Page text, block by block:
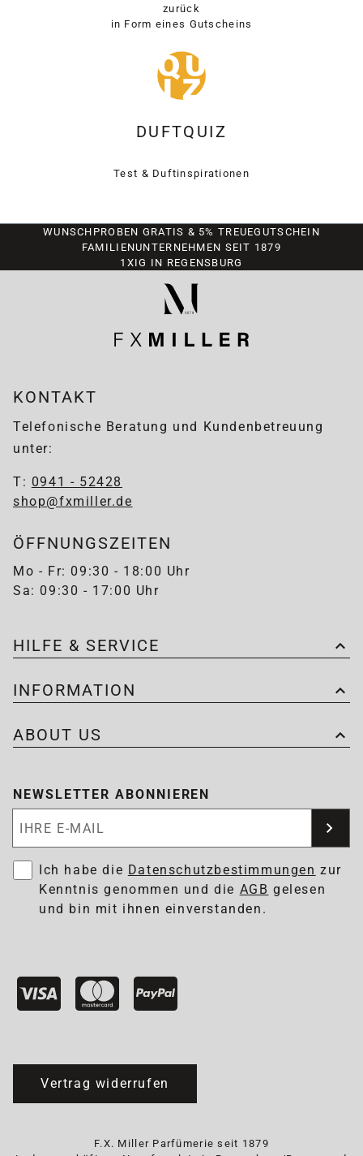
zurück
in Form eines Gutscheins
DUFTQUIZ
Test & Duftinspirationen
WUNSCHPROBEN GRATIS & 5% TREUEGUTSCHEIN
FAMILIENUNTERNEHMEN SEIT 1879
1XIG IN REGENSBURG
KONTAKT
Telefonische Beratung und Kundenbetreuung
unter:
T: 0941 - 52428
shop@fxmiller.de
ÖFFNUNGSZEITEN
Mo - Fr: 09:30 - 18:00 Uhr
Sa: 09:30 - 17:00 Uhr
HILFE & SERVICE
INFORMATION
ABOUT US
NEWSLETTER ABONNIEREN
Ich habe die Datenschutzbestimmungen zur
Kenntnis genommen und die AGB gelesen
und bin mit ihnen einverstanden.
Vertrag widerrufen
F.X. Miller Parfümerie seit 1879